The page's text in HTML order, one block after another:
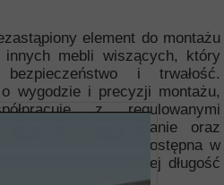
element do montażu
mebli wiszących, który
i trwałość.
wygodzie i precyzji montażu,
z regulowanymi
dokładne mocowanie oraz
szafek. Listwa jest dostępna w
dopasować jej długość
potrzeb.